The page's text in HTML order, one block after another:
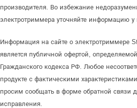
производителя. Во избежание
электротриммера уточняйте информацию у
Информация на сайте о электротриммере
является публичной офертой,
Гражданского кодекса РФ. Любое
продукте с фактическими
просим сообщать в форме обратной связи
исправления.